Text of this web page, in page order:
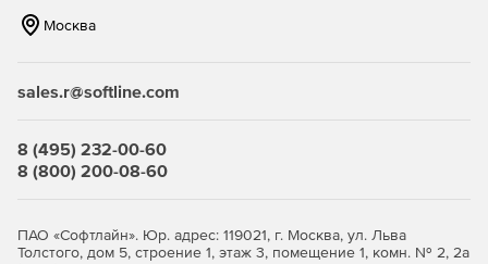
JaCarta U2F – строгая двухфакторная аутентификация
Москва
sales.r@softline.com
8 (495) 232-00-60
8 (800) 200-08-60
ПАО «Софтлайн». Юр. адрес: 119021, г. Москва, ул. Льва
Толстого, дом 5, строение 1, этаж 3, помещение 1, комн. № 2, 2а